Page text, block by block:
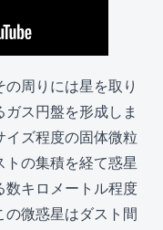
周りには星を取り
ス円盤を形成しま
イズ程度の固体微粒
の集積を経て惑星
数キロメートル程度
微惑星はダスト間